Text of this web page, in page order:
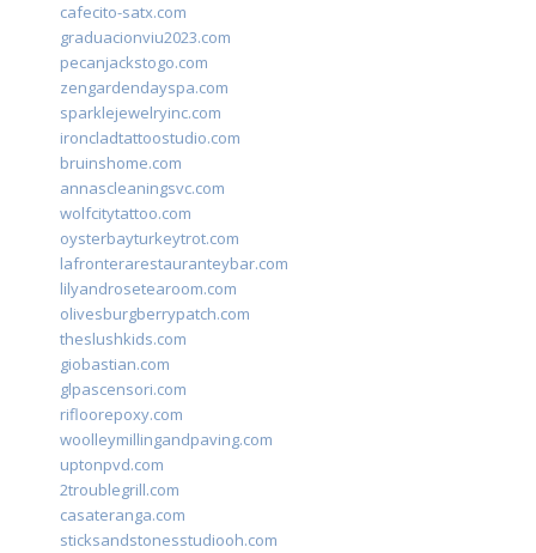
cafecito-satx.com
graduacionviu2023.com
pecanjackstogo.com
zengardendayspa.com
sparklejewelryinc.com
ironcladtattoostudio.com
bruinshome.com
annascleaningsvc.com
wolfcitytattoo.com
oysterbayturkeytrot.com
lafronterarestauranteybar.com
lilyandrosetearoom.com
olivesburgberrypatch.com
theslushkids.com
giobastian.com
glpascensori.com
rifloorepoxy.com
woolleymillingandpaving.com
uptonpvd.com
2troublegrill.com
casateranga.com
sticksandstonesstudiooh.com